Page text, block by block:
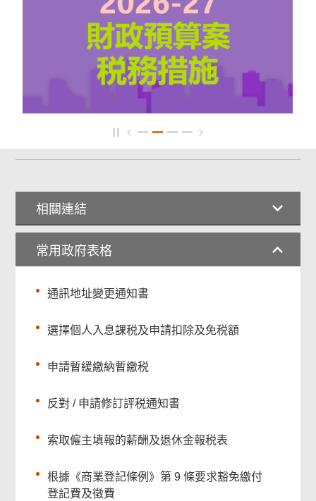
相關連結
常用政府表格
通訊地址變更通知書
選擇個人入息課税及申請扣除及免税額
申請暫緩繳納暫繳税
反對 / 申請修訂評税通知書
索取僱主填報的薪酬及退休金報税表
根據《商業登記條例》第 9 條要求豁免繳付
登記費及徵費